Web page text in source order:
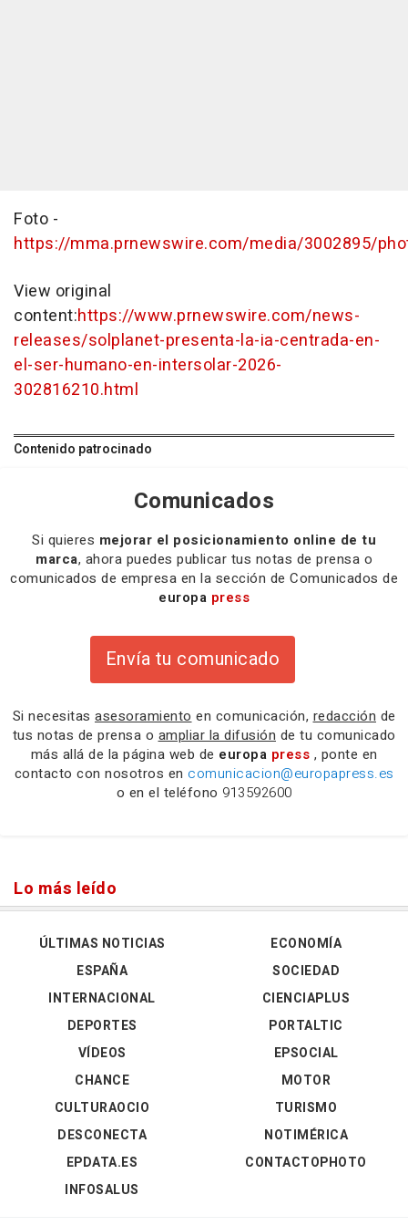
Foto -
https://mma.prnewswire.com/media/3002895/
View original
content:https://www.prnewswire.com/news-
releases/solplanet-presenta-la-ia-centrada-en-
el-ser-humano-en-intersolar-2026-
302816210.html
Contenido patrocinado
Comunicados
Si quieres mejorar el posicionamiento online de tu
marca, ahora puedes publicar tus notas de prensa o
comunicados de empresa en la sección de Comunicados de
europa press
Envía tu comunicado
Si necesitas asesoramiento en comunicación, redacción de
tus notas de prensa o ampliar la difusión de tu comunicado
más allá de la página web de europa press , ponte en
contacto con nosotros en comunicacion@europapress.es
o en el teléfono 913592600
Lo más leído
ÚLTIMAS NOTICIAS
ESPAÑA
INTERNACIONAL
DEPORTES
VÍDEOS
ECONOMÍA
SOCIEDAD
CIENCIAPLUS
PORTALTIC
EPSOCIAL
CHANCE
CULTURAOCIO
DESCONECTA
EPDATA.ES
INFOSALUS
MOTOR
TURISMO
NOTIMÉRICA
CONTACTOPHOTO